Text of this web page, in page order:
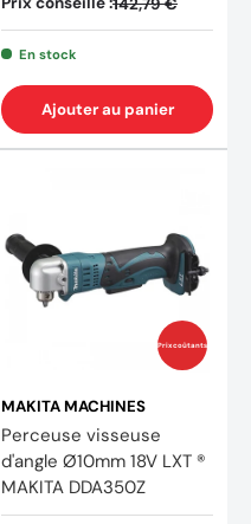
En stock
Ajouter au panier
Prix coûtants
MAKITA MACHINES
Perceuse visseuse
d'angle Ø10mm 18V LXT ®
MAKITA DDA350Z